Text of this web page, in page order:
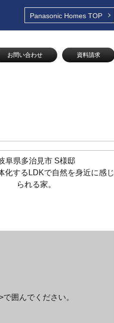
Panasonic Homes TOP
お問い合わせ 資料請求
阜県多治見市 S様邸
化するLDKで自然を身近に感じ
られる家。
囲んでください。